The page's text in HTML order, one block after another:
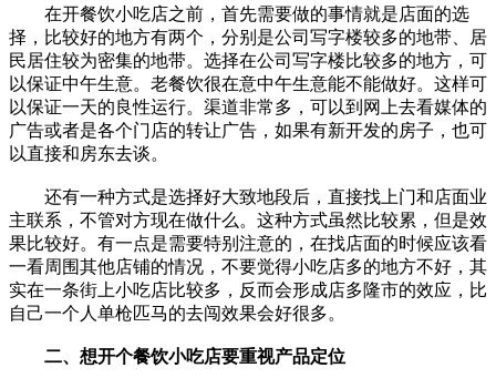
在开餐饮小吃店之前，首先需要做的事情就是店面的选
择，比较好的地方有两个，分别是公司写字楼较多的地带、居
民居住较为密集的地带。选择在公司写字楼比较多的地方，可
以保证中午生意。老餐饮很在意中午生意能不能做好。这样可
以保证一天的良性运行。渠道非常多，可以到网上去看媒体的
广告或者是各个门店的转让广告，如果有新开发的房子，也可
以直接和房东去谈。
还有一种方式是选择好大致地段后，直接找上门和店面业
主联系，不管对方现在做什么。这种方式虽然比较累，但是效
果比较好。有一点是需要特别注意的，在找店面的时候应该看
一看周围其他店铺的情况，不要觉得小吃店多的地方不好，其
实在一条街上小吃店比较多，反而会形成店多隆市的效应，比
自己一个人单枪匹马的去闯效果会好很多。
二、想开个餐饮小吃店要重视产品定位